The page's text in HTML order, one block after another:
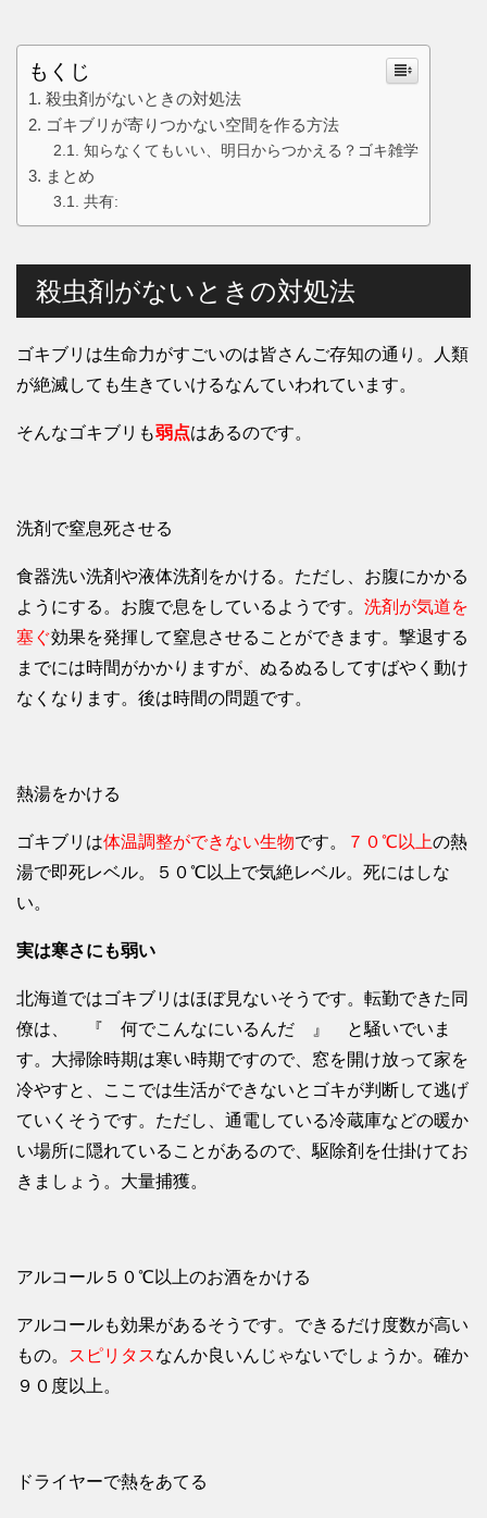
もくじ
殺虫剤がないときの対処法
ゴキブリが寄りつかない空間を作る方法
知らなくてもいい、明日からつかえる？ゴキ雑学
まとめ
共有:
殺虫剤がないときの対処法
ゴキブリは生命力がすごいのは皆さんご存知の通り。人類
が絶滅しても生きていけるなんていわれています。
そんなゴキブリも弱点はあるのです。
洗剤で窒息死させる
食器洗い洗剤や液体洗剤をかける。ただし、お腹にかかる
ようにする。お腹で息をしているようです。 洗剤が気道を
塞ぐ効果を発揮して窒息させることができます。撃退する
までには時間がかかりますが、ぬるぬるしてすばやく動け
なくなります。後は時間の問題です。
熱湯をかける
ゴキブリは体温調整ができない生物です。 ７０℃以上の熱
湯で即死レベル。５０℃以上で気絶レベル。死にはしな
い。
実は寒さにも弱い
北海道ではゴキブリはほぼ見ないそうです。転勤できた同
僚は、 『 何でこんなにいるんだ 』 と騒いでいま
す。大掃除時期は寒い時期ですので、窓を開け放って家を
冷やすと、ここでは生活ができないとゴキが判断して逃げ
ていくそうです。ただし、通電している冷蔵庫などの暖か
い場所に隠れていることがあるので、駆除剤を仕掛けてお
きましょう。大量捕獲。
アルコール５０℃以上のお酒をかける
アルコールも効果があるそうです。できるだけ度数が高い
もの。
スピリタスなんか良いんじゃないでしょうか。確か
９０度以上。
ドライヤーで熱をあてる